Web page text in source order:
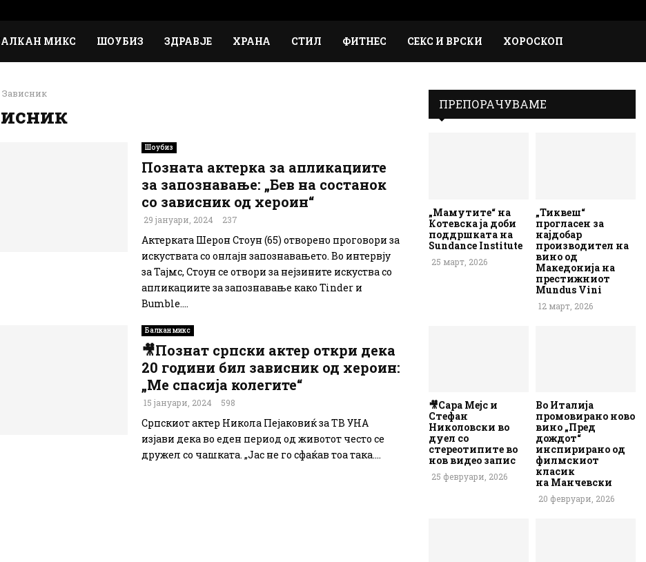
МИКС ШОУБИЗ ЗДРАВЈЕ ХРАНА СТИЛ ФИТНЕС СЕКС И ВРСКИ ХОРОСКОП
Зависник
Шоубиз
Позната актерка за апликациите
за запознавање: „Бев на состанок
со зависник од хероин“
29 јануари, 2024 237
Актерката Шерон Стоун (65) отворено проговори за
искуствата со онлајн запознавањето. Во интервју
за Тајмс, Стоун се отвори за нејзините искуства со
апликациите за запознавање како Tinder и
Bumble....
Балкан микс
🎥Познат српски актер откри дека
20 години бил зависник од хероин:
„Ме спасија колегите“
15 јануари, 2024 598
Српскиот актер Никола Пејаковиќ за ТВ УНА
изјави дека во еден период од животот често се
дружел со чашката. „Јас не го сфаќав тоа така....
ПРЕПОРАЧУВАМЕ
„Мамутите“ на
Котевска ја доби
поддршката на
Sundance Institute
25 март, 2026
„Тиквеш“
прогласен за
најдобар
производител на
вино од
Македонија на
престижниот
Mundus Vini
12 март, 2026
🎥Сара Мејс и
Стефан
Николовски во
дуел со
стереотипите во
нов видео запис
25 февруари, 2026
Во Италија
промовирано ново
вино „Пред
дождот“
инспирирано од
филмскиот
класик
на Манчевски
20 февруари, 2026